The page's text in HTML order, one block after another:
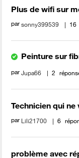
Plus de wifi sur
parsonny399539 16
Peinture sur
parJupa66 2
Technicien qui ne
par Lili21700 6
problème avec